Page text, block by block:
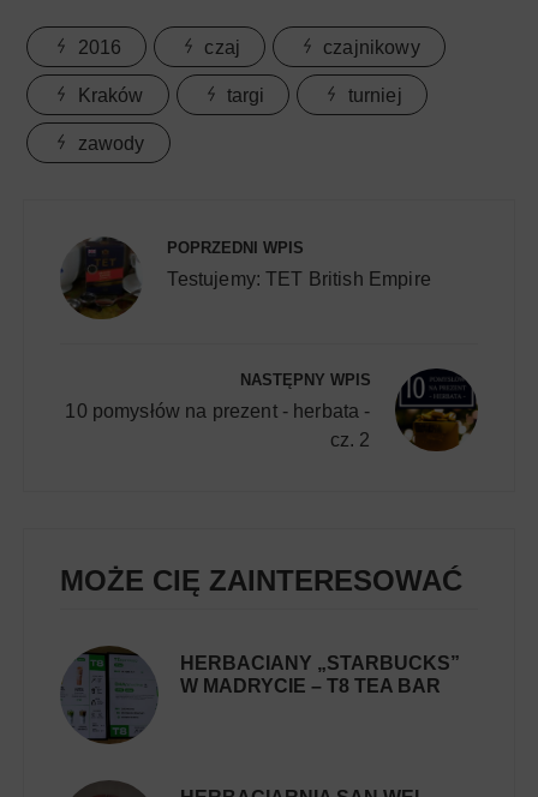
2016 czaj czajnikowy
Kraków targi turniej
zawody
wpisu
POPRZEDNI WPIS
Testujemy: TET British Empire
NASTĘPNY WPIS
10 pomysłów na prezent - herbata -
cz. 2
MOŻE CIĘ ZAINTERESOWAĆ
HERBACIANY „STARBUCKS”
W MADRYCIE – T8 TEA BAR